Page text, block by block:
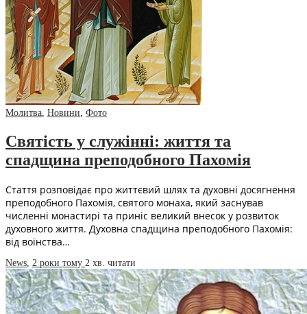
Молитва, Новини, Фото
Святість у служінні: життя та
спадщина преподобного Пахомія
Стаття розповідає про життєвий шлях та духовні досягнення
преподобного Пахомія, святого монаха, який заснував
численні монастирі та приніс великий внесок у розвиток
духовного життя. Духовна спадщина преподобного Пахомія:
від воїнства…
News 2 роки тому 2 хв. читати